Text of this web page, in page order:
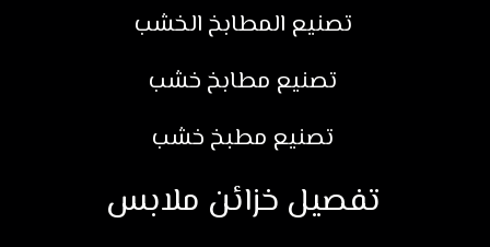
تصنيع المطابخ الخشب
تصنيع مطابخ خشب
تصنيع مطبخ خشب
تفصيل خزائن ملابس